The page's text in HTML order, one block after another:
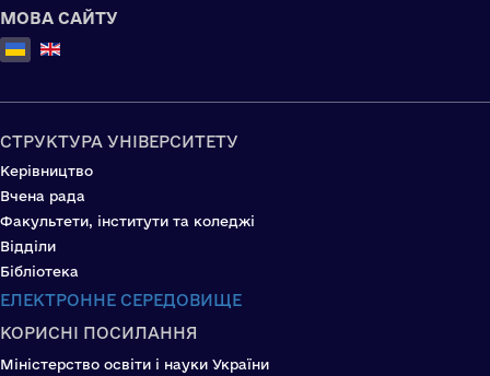
МОВА САЙТУ
Оберіть свою мову
СТРУКТУРА УНІВЕРСИТЕТУ
Керівництво
Вчена рада
Факультети, інститути та коледжі
Відділи
Бібліотека
ЕЛЕКТРОННЕ СЕРЕДОВИЩЕ
КОРИСНІ ПОСИЛАННЯ
Міністерство освіти і науки України